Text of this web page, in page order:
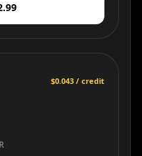
$0.043 / credit